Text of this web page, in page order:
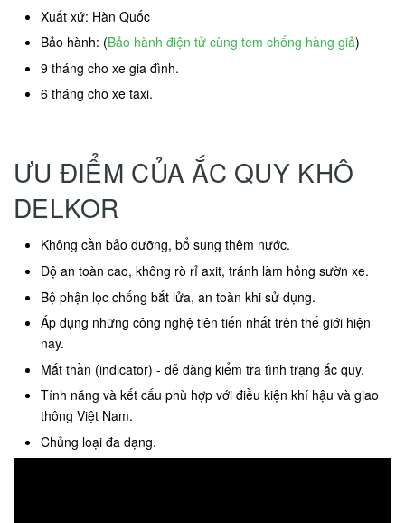
Xuất xứ: Hàn Quốc
Bảo hành: (Bảo hành điện tử cùng tem chống hàng giả)
9 tháng cho xe gia đình.
6 tháng cho xe taxi.
ƯU ĐIỂM CỦA ẮC QUY KHÔ
DELKOR
Không cần bảo dưỡng, bổ sung thêm nước.
Độ an toàn cao, không rò rỉ axit, tránh làm hỏng sườn xe.
Bộ phận lọc chống bắt lửa, an toàn khi sử dụng.
Áp dụng những công nghệ tiên tiến nhất trên thế giới hiện
nay.
Mắt thần (indicator) - dễ dàng kiểm tra tình trạng ắc quy.
Tính năng và kết cấu phù hợp với điều kiện khí hậu và giao
thông Việt Nam.
Chủng loại đa dạng.